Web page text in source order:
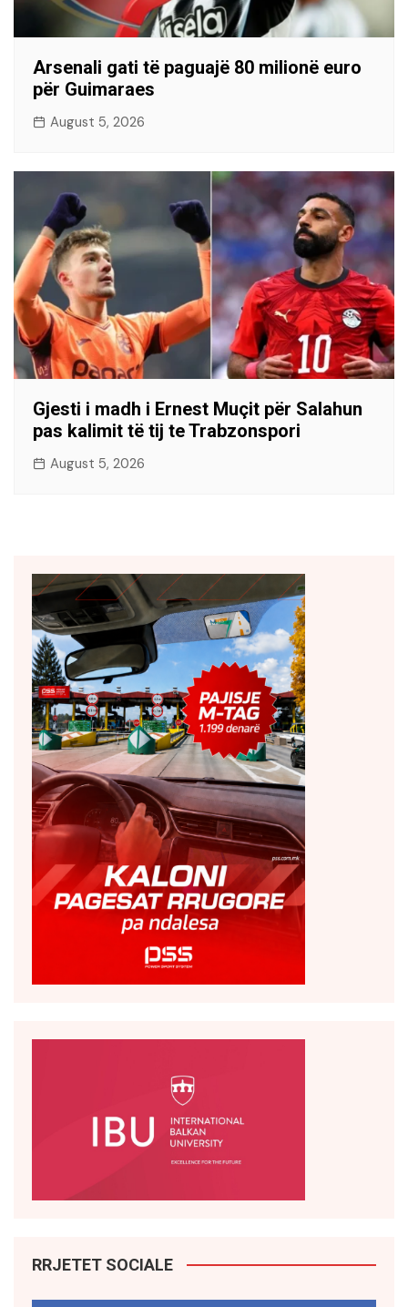
Arsenali gati të paguajë 80 milionë euro
për Guimaraes
August 5, 2026
Gjesti i madh i Ernest Muçit për Salahun
pas kalimit të tij te Trabzonspori
August 5, 2026
RRJETET SOCIALE